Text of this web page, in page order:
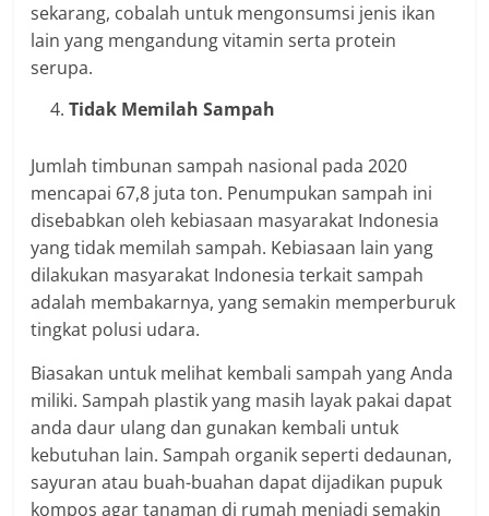
sekarang, cobalah untuk mengonsumsi jenis ikan
lain yang mengandung vitamin serta protein
serupa.
Tidak Memilah Sampah
Jumlah timbunan sampah nasional pada 2020
mencapai 67,8 juta ton. Penumpukan sampah ini
disebabkan oleh kebiasaan masyarakat Indonesia
yang tidak memilah sampah. Kebiasaan lain yang
dilakukan masyarakat Indonesia terkait sampah
adalah membakarnya, yang semakin memperburuk
tingkat polusi udara.
Biasakan untuk melihat kembali sampah yang Anda
miliki. Sampah plastik yang masih layak pakai dapat
anda daur ulang dan gunakan kembali untuk
kebutuhan lain. Sampah organik seperti dedaunan,
sayuran atau buah-buahan dapat dijadikan pupuk
kompos agar tanaman di rumah menjadi semakin